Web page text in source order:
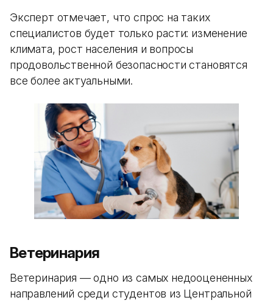
Эксперт отмечает, что спрос на таких
специалистов будет только расти: изменение
климата, рост населения и вопросы
продовольственной безопасности становятся
все более актуальными.
Ветеринария
Ветеринария — одно из самых недооцененных
направлений среди студентов из Центральной